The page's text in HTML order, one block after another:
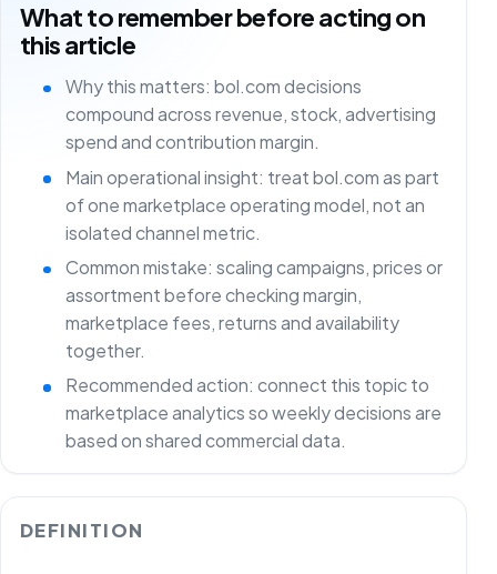
What to remember before acting on
this article
Why this matters: bol.com decisions
compound across revenue, stock, advertising
spend and contribution margin.
Main operational insight: treat bol.com as part
of one marketplace operating model, not an
isolated channel metric.
Common mistake: scaling campaigns, prices or
assortment before checking margin,
marketplace fees, returns and availability
together.
Recommended action: connect this topic to
marketplace analytics so weekly decisions are
based on shared commercial data.
DEFINITION